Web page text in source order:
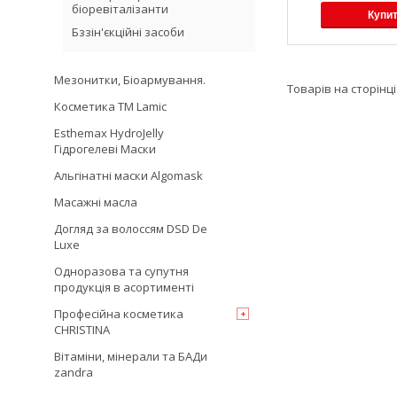
біоревіталізанти
Бззiн'єкційні засоби
Мезонитки, Біоармування.
Косметика TM Lamic
Esthemax HydroJelly
Гідрогелеві Маски
Альгінатні маски Algomask
Масажні масла
Догляд за волоссям DSD De
Luxe
Одноразова та супутня
продукція в асортименті
Професійна косметика
CHRISTINA
Вітаміни, мінерали та БАДи
zandra